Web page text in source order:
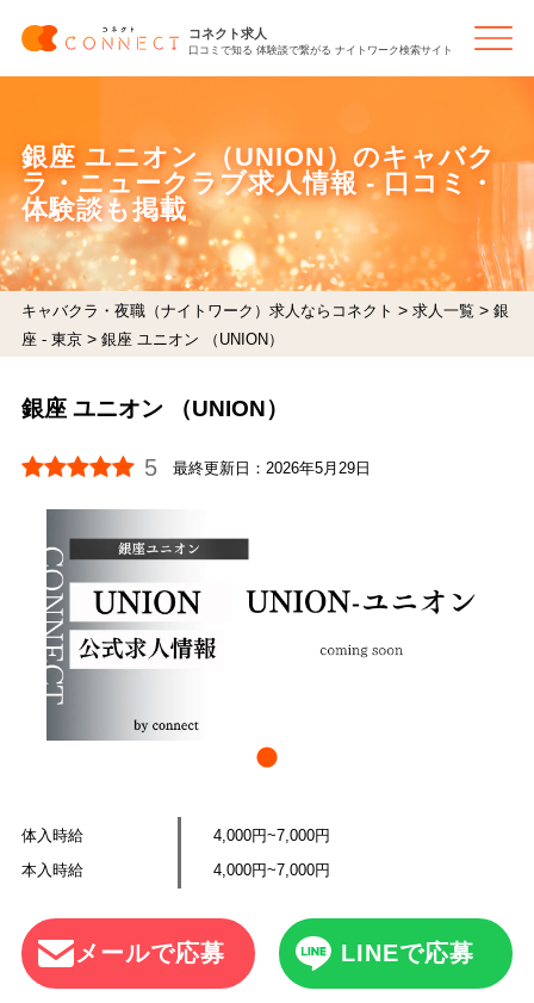
コネクト求人
口コミで知る 体験談で繋がる ナイトワーク検索サイト
銀座 ユニオン （UNION）のキャバク
ラ・ニュークラブ求人情報 - 口コミ・
体験談も掲載
キャバクラ・夜職（ナイトワーク）求人ならコネクト > 求人一覧 > 銀
座 - 東京> 銀座 ユニオン （UNION）
銀座 ユニオン （UNION）
5 最終更新日：2026年5月29日
体入時給
4,000円~7,000円
本入時給
4,000円~7,000円
メールで応募 LINEで応募